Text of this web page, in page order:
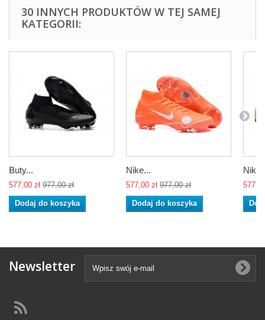
30 INNYCH PRODUKTÓW W TEJ SAMEJ
KATEGORII:
Buty...
577,00 zł 977,00 zł
Dodaj do koszyka
Nike...
577,00 zł 977,00 zł
Dodaj do koszyka
Newsletter